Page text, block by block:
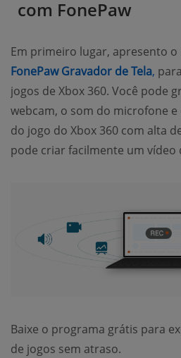
com FonePaw
Em primeiro lugar, apresento
FonePaw Gravador de Tela,
jogos de Xbox 360. Você pode
webcam, o som do microfone
do jogo do Xbox 360 com alta
pode criar facilmente um
Baixe o programa grátis para
de jogos sem atraso.